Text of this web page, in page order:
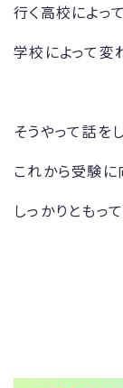
行く高校によっ
学校によって変
そうやって話を
これから受験
しっかりともっ